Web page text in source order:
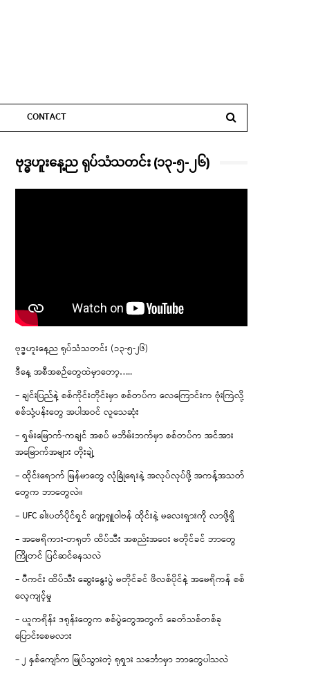
CONTACT
ဗုဒ္ဓဟူးနေ့ည ရုပ်သံသတင်း (၁၃-၅-၂၆)
ဗုဒ္ဓဟူးနေ့ည ရုပ်သံသတင်း (၁၃-၅-၂၆)
ဒီနေ့ အစီအစဉ်တွေထဲမှာတော့…..
– ချင်းပြည်နဲ့ စစ်ကိုင်းတိုင်းမှာ စစ်တပ်က လေကြောင်းက ဗုံးကြဲလို့
စစ်သုံ့ပန်းတွေ အပါအဝင် လူသေဆုံး
– ရှမ်းမြောက်-ကချင် အစပ် မဘိမ်းဘက်မှာ စစ်တပ်က အင်အား
အမြောက်အများ တိုးချဲ့
– ထိုင်းရောက် မြန်မာတွေ လုံခြုံရေးနဲ့ အလုပ်လုပ်ဖို့ အကန့်အသတ်
တွေက ဘာတွေလဲ။
– UFC ခါးပတ်ပိုင်ရှင် ဂျော့ရှူဝါဗန် ထိုင်းနဲ့ မလေးရှားကို လာဖို့ရှိ
– အမေရိကား-တရုတ် ထိပ်သီး အစည်းအဝေး မတိုင်ခင် ဘာတွေ
ကြိုတင် ပြင်ဆင်နေသလဲ
– ပီကင်း ထိပ်သီး ဆွေးနွေးပွဲ မတိုင်ခင် ဖိလစ်ပိုင်နဲ့ အမေရိကန် စစ်
လေ့ကျင့်မှု
– ယူကရိန်း ဒရုန်းတွေက စစ်ပွဲတွေအတွက် ခေတ်သစ်တစ်ခု
ပြောင်းစေမလား
– ၂ နှစ်ကျော်က မြုပ်သွားတဲ့ ရုရှား သင်္ဘောမှာ ဘာတွေပါသလဲ